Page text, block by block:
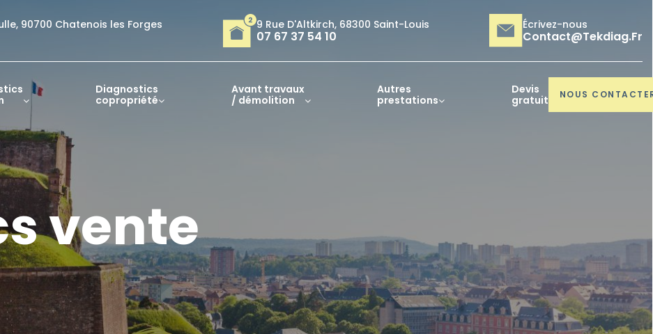
90700 Chatenois les Forges 9 Rue D'Altkirch, 68300 Saint-Louis
07 67 37 54 10
Écrivez-nous
Contact@tekdiag.fr
Diagnostics
copropriété
Avant travaux
/ démolition
Autres
prestations
Devis
gratuit
NOUS
vente